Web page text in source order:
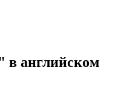
в английском